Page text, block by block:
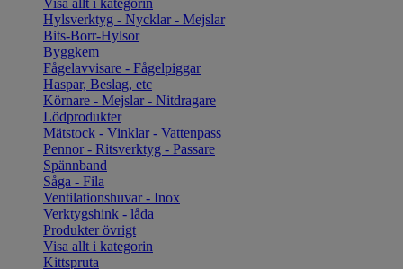
Visa allt i kategorin
Hylsverktyg - Nycklar - Mejslar
Bits-Borr-Hylsor
Byggkem
Fågelavvisare - Fågelpiggar
Haspar, Beslag, etc
Körnare - Mejslar - Nitdragare
Lödprodukter
Mätstock - Vinklar - Vattenpass
Pennor - Ritsverktyg - Passare
Spännband
Såga - Fila
Ventilationshuvar - Inox
Verktygshink - låda
Produkter övrigt
Visa allt i kategorin
Kittspruta